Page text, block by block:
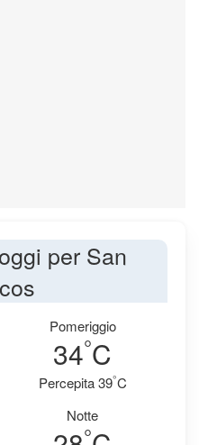
per San
Pomeriggio
34°C
Percepita 39°C
Notte
°